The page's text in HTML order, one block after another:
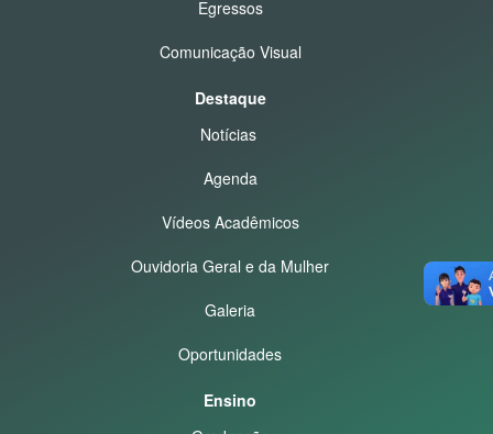
Egressos
Comunicação Visual
Destaque
Notícias
Agenda
Vídeos Acadêmicos
Ouvidoria Geral e da Mulher
Galeria
Oportunidades
Ensino